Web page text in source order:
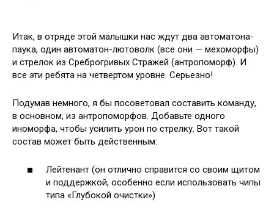
Итак, в отряде этой малышки нас ждут два автоматона-
паука, один автоматон-лютоволк (все они — мехоморфы)
и стрелок из Среброгривых Стражей (антропоморф). И
все эти ребята на четвертом уровне. Серьезно!
Подумав немного, я бы посоветовал составить команду,
в основном, из антропоморфов. Добавьте одного
иноморфа, чтобы усилить урон по стрелку. Вот такой
состав может быть действенным:
Лейтенант (он отлично справится со своим щитом
и поддержкой, особенно если использовать чипы
типа «Глубокой очистки»)